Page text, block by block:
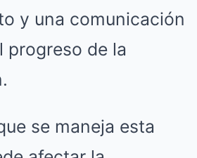
y una comunicación
progreso de la
se maneja esta